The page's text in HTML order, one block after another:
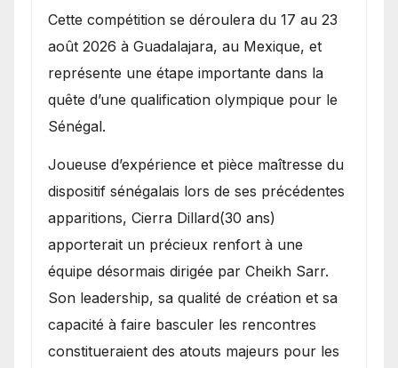
Cette compétition se déroulera du 17 au 23
août 2026 à Guadalajara, au Mexique, et
représente une étape importante dans la
quête d’une qualification olympique pour le
Sénégal.
Joueuse d’expérience et pièce maîtresse du
dispositif sénégalais lors de ses précédentes
apparitions, Cierra Dillard(30 ans)
apporterait un précieux renfort à une
équipe désormais dirigée par Cheikh Sarr.
Son leadership, sa qualité de création et sa
capacité à faire basculer les rencontres
constitueraient des atouts majeurs pour les